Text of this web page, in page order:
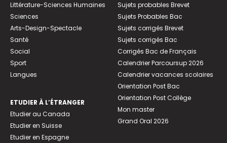
Littérature-Sciences Humaines
Sciences
Arts-Design-Spectacle
Santé
Social
Sport
Langues
ETUDIER À L’ÉTRANGER
Etudier au Canada
Etudier en Suisse
Etudier en Espagne
Sujets probables Brevet
Sujets Probables Bac
Sujets corrigés Brevet
Sujets corrigés Bac
Corrigés Bac de Français
Calendrier Parcoursup 2026
Calendrier vacances scolaires
Orientation Post Bac
Orientation Post Collège
Mon master
Grand Oral 2026